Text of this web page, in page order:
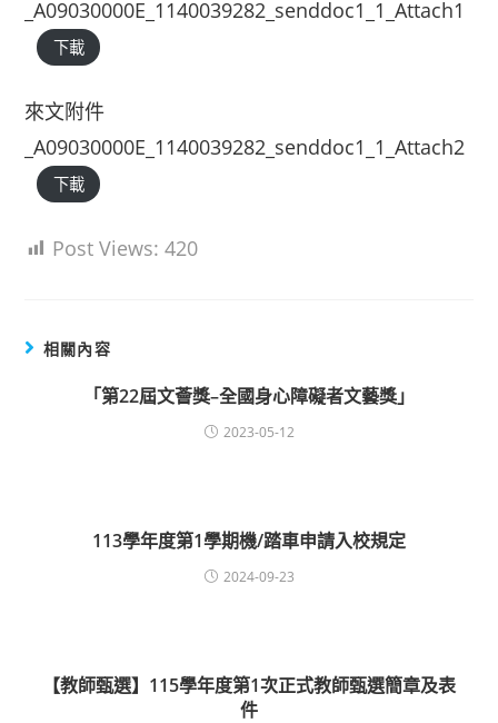
_A09030000E_1140039282_senddoc1_1_Attach1
下載
來文附件
_A09030000E_1140039282_senddoc1_1_Attach2
下載
Post Views: 420
相關內容
「第22屆文薈獎–全國身心障礙者文藝獎」
2023-05-12
113學年度第1學期機/踏車申請入校規定
2024-09-23
【教師甄選】115學年度第1次正式教師甄選簡章及表
件